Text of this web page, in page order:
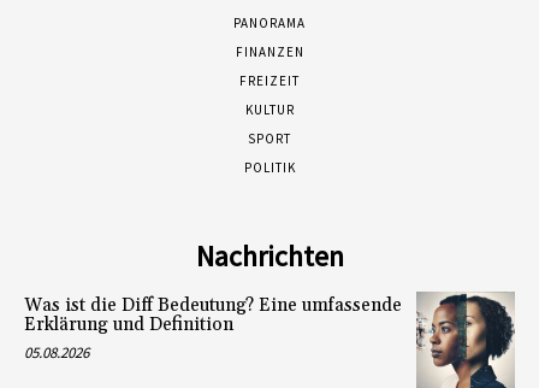
PANORAMA
FINANZEN
FREIZEIT
KULTUR
SPORT
POLITIK
Nachrichten
Was ist die Diff Bedeutung? Eine umfassende
Erklärung und Definition
05.08.2026